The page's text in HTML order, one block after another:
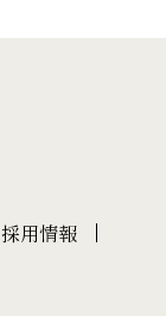
採用情報